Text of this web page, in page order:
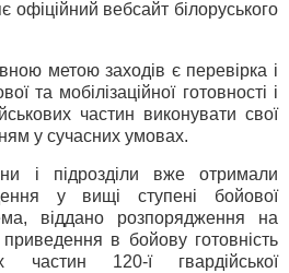
вебсайт білоруського
метою заходів є перевірка і
та мобілізаційної готовності і
частин виконувати свої
у сучасних умовах.
і підрозділи вже отримали
у вищі ступені бойової
віддано розпорядження на
в бойову готовність
частин 120-ї гвардійської